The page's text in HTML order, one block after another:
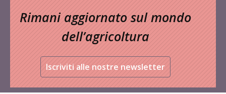
Rimani aggiornato sul mondo
dell’agricoltura
Iscriviti alle nostre newsletter